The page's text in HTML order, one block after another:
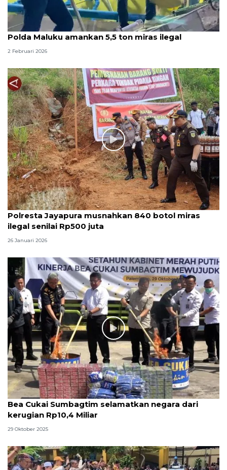
Polda Maluku amankan 5,5 ton miras ilegal
2 Februari 2026
Polresta Jayapura musnahkan 840 botol miras
ilegal senilai Rp500 juta
26 Januari 2026
Bea Cukai Sumbagtim selamatkan negara dari
kerugian Rp10,4 Miliar
29 Oktober 2025